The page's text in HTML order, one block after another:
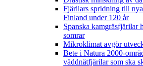
Fjärilars spridning till
Finland under 120 år
Spanska kamgräsfjärilar
somrar
Mikroklimat avgör
Bete i Natura 2000-
väddnätfjärilar som ska